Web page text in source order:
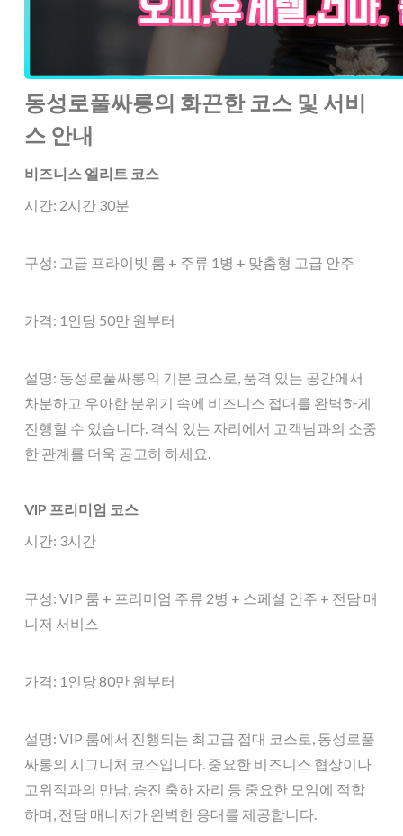
동성로풀싸롱의 화끈한 코스 및 서비
스 안내
비즈니스 엘리트 코스
시간: 2시간 30분
구성: 고급 프라이빗 룸 + 주류 1병 + 맞춤형 고급 안주
가격: 1인당 50만 원부터
설명: 동성로풀싸롱의 기본 코스로, 품격 있는 공간에서
차분하고 우아한 분위기 속에 비즈니스 접대를 완벽하게
진행할 수 있습니다. 격식 있는 자리에서 고객님과의 소중
한 관계를 더욱 공고히 하세요.
VIP 프리미엄 코스
시간: 3시간
구성: VIP 룸 + 프리미엄 주류 2병 + 스페셜 안주 + 전담 매
니저 서비스
가격: 1인당 80만 원부터
설명: VIP 룸에서 진행되는 최고급 접대 코스로, 동성로풀
싸롱의 시그니처 코스입니다. 중요한 비즈니스 협상이나
고위직과의 만남, 승진 축하 자리 등 중요한 모임에 적합
하며, 전담 매니저가 완벽한 응대를 제공합니다.